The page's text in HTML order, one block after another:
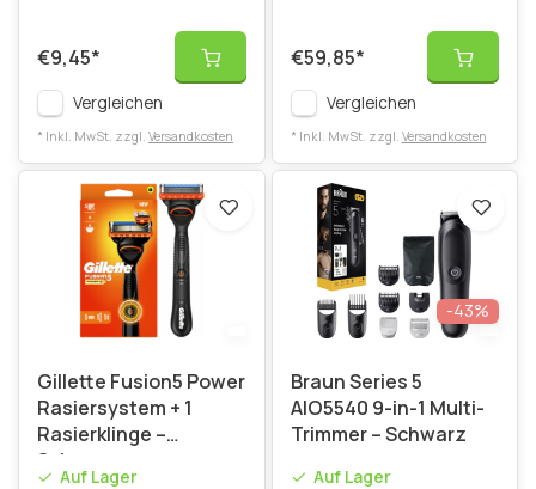
€9,45*
Vergleichen
* Inkl. MwSt. zzgl. Versandkosten
€59,85*
Vergleichen
* Inkl. MwSt. zzgl. Versandkosten
Gillette Fusion5 Power
Rasiersystem + 1
Rasierklinge –
Schwarz
Auf Lager
-43%
Braun Series 5
AIO5540 9-in-1 Multi-
Trimmer – Schwarz
Auf Lager